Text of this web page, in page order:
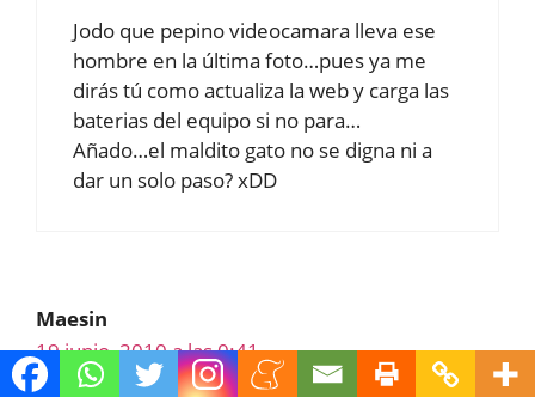
Jodo que pepino videocamara lleva ese
hombre en la última foto…pues ya me
dirás tú como actualiza la web y carga las
baterias del equipo si no para…
Añado…el maldito gato no se digna ni a
dar un solo paso? xDD
Maesin
19 junio, 2010 a las 0:41